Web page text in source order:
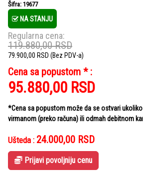
Šifra: 19677
NA STANJU
Regularna cena:
119.880,00RSD
79.900,00 RSD (Bez PDV-a)
Cena sa popustom * :
95.880,00 RSD
*Cena sa popustom može da se ostvari
virmanom (preko računa) ili odmah debitnom
Ušteda : 24.000,00 RSD
Prijavi povoljniju cenu